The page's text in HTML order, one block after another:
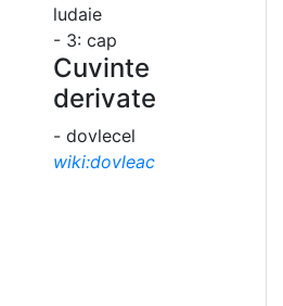
ludaie
- 3: cap
Cuvinte
derivate
- dovlecel
wiki:dovleac